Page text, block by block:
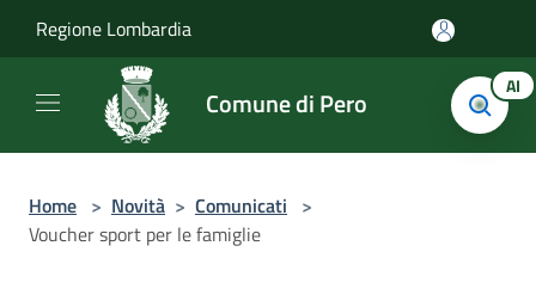
Regione Lombardia
Comune di Pero AI
Home > Novità > Comunicati >
Voucher sport per le famiglie